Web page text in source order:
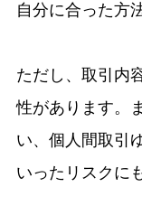
自分に合った方
ただし、取引内
性があります。
い、個人間取引
いったリスクに